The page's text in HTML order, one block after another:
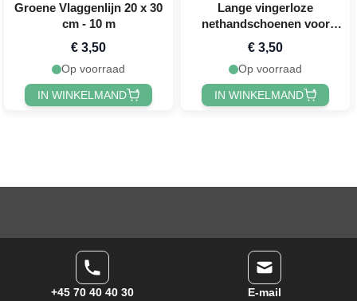
Groene Vlaggenlijn 20 x 30
cm - 10 m
€ 3,50
Op voorraad
IN WINKELMAND
Lange vingerloze
nethandschoenen voor
dames one-size neon groen
€ 3,50
Op voorraad
IN WINKELMAND
+45 70 40 40 30 E-mail